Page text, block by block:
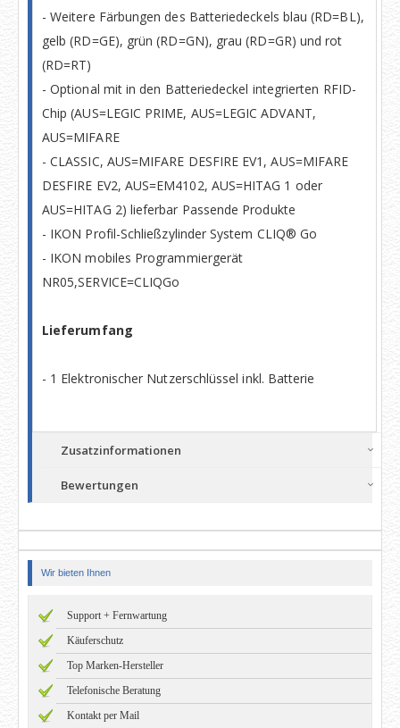
- Weitere Färbungen des Batteriedeckels blau (RD=BL),
gelb (RD=GE), grün (RD=GN), grau (RD=GR) und rot
(RD=RT)
- Optional mit in den Batteriedeckel integrierten RFID-
Chip (AUS=LEGIC PRIME, AUS=LEGIC ADVANT,
AUS=MIFARE
- CLASSIC, AUS=MIFARE DESFIRE EV1, AUS=MIFARE
DESFIRE EV2, AUS=EM4102, AUS=HITAG 1 oder
AUS=HITAG 2) lieferbar Passende Produkte
- IKON Profil-Schließzylinder System CLIQ® Go
- IKON mobiles Programmiergerät
NR05,SERVICE=CLIQGo
Lieferumfang
- 1 Elektronischer Nutzerschlüssel inkl. Batterie
Zusatzinformationen
Bewertungen
Wir bieten Ihnen
Support + Fernwartung
Käuferschutz
Top Marken-Hersteller
Telefonische Beratung
Kontakt per Mail